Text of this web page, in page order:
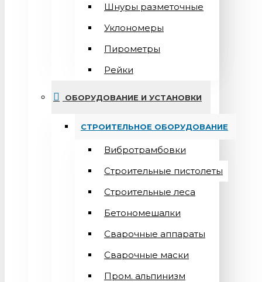
Шнуры разметочные
Уклономеры
Пирометры
Рейки
ОБОРУДОВАНИЕ И УСТАНОВКИ
СТРОИТЕЛЬНОЕ ОБОРУДОВАНИЕ
Вибротрамбовки
Строительные пистолеты
Строительные леса
Бетономешалки
Сварочные аппараты
Cварочные маски
Пром. альпинизм